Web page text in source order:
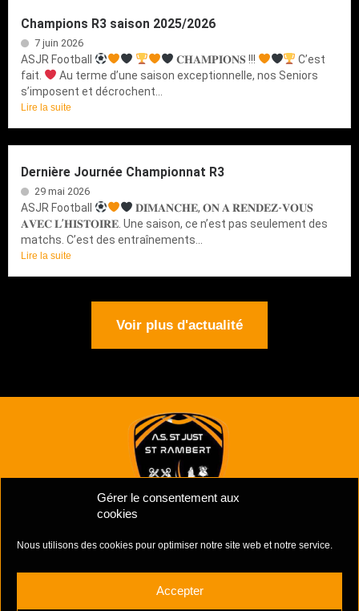
Gérer le consentement aux
cookies
Nous utilisons des cookies pour optimiser notre site web et notre service.
Accepter
Champions R3 saison 2025/2026
7 juin 2026
ASJR Football 𝐂𝐇𝐀𝐌𝐏𝐈𝐎𝐍𝐒 !!!
C’est
fait.
Au terme d’une saison exceptionnelle, nos Seniors
s’imposent et décrochent...
Lire la suite
Dernière Journée Championnat R3
29 mai 2026
ASJR Football
𝐃𝐈𝐌𝐀𝐍𝐂𝐇𝐄, 𝐎𝐍 𝐀 𝐑𝐄𝐍𝐃𝐄𝐙-𝐕𝐎𝐔𝐒
𝐀𝐕𝐄𝐂 𝐋’𝐇𝐈𝐒𝐓𝐎𝐈𝐑𝐄. Une saison, ce n’est pas seulement des
matchs. C’est des entraînements...
Lire la suite
Voir plus d'actualité
Mentions Légales –
Complexe Sportif Des Unchats,
Rue Jacques Prévert